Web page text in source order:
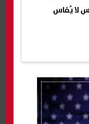
لا يُقاس